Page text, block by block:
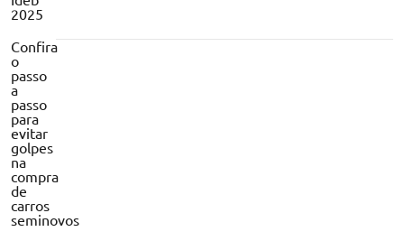
2025
Confira
o
passo
a
passo
para
evitar
golpes
na
compra
de
carros
seminovos